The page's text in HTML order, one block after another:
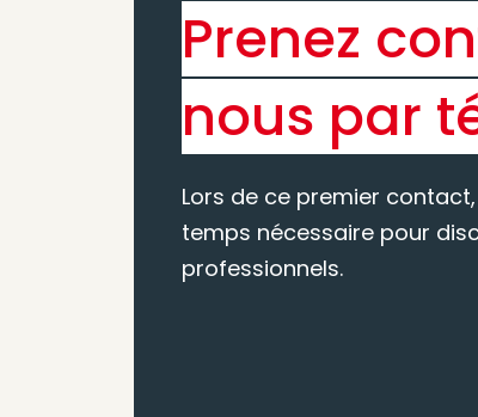
Prenez
nous par
Lors de ce premier
temps nécessaire pour
professionnels.